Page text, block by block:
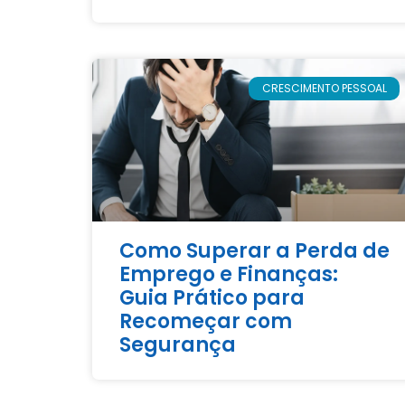
CRESCIMENTO PESSOAL
Como Superar a Perda de
Emprego e Finanças:
Guia Prático para
Recomeçar com
Segurança